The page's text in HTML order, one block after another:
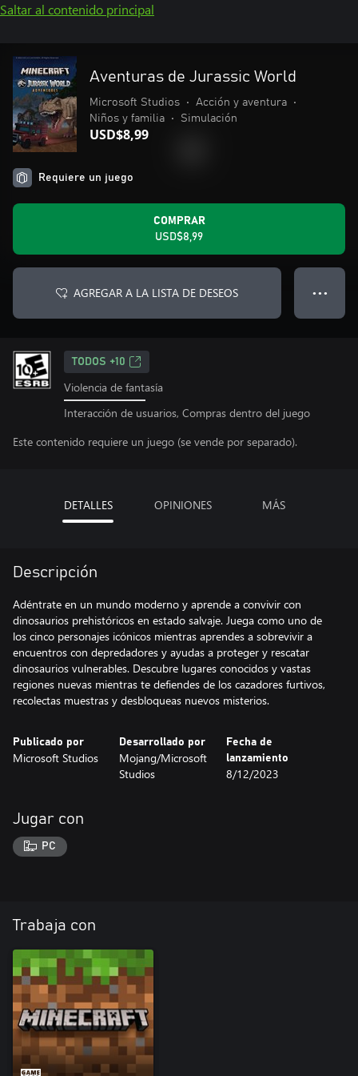
Saltar al contenido principal
Aventuras de Jurassic World
Microsoft Studios • Acción y aventura
•
Niños y familia
• Simulación
USD$8,99
Requiere un juego
COMPRAR
USD$8,99
AGREGAR A LA LISTA DE DESEOS ● ● ●
TODOS +10
Violencia de fantasía
Interacción de usuarios, Compras dentro del juego
Este contenido requiere un juego (se vende por separado).
DETALLES OPINIONES MÁS
Descripción
Adéntrate en un mundo moderno y aprende a convivir con
dinosaurios prehistóricos en estado salvaje. Juega como uno de
los cinco personajes icónicos mientras aprendes a sobrevivir a
encuentros con depredadores y ayudas a proteger y rescatar
dinosaurios vulnerables. Descubre lugares conocidos y vastas
regiones nuevas mientras te defiendes de los cazadores furtivos,
recolectas muestras y desbloqueas nuevos misterios.
Publicado por
Microsoft Studios
Desarrollado por
Mojang/Microsoft
Studios
Fecha de
lanzamiento
8/12/2023
Jugar con
PC
Trabaja con